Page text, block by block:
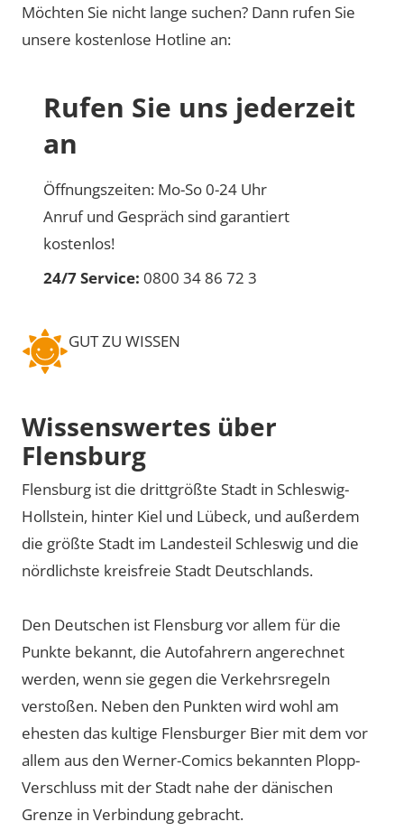
Möchten Sie nicht lange suchen? Dann rufen Sie
unsere kostenlose Hotline an:
Rufen Sie uns jederzeit
an
Öffnungszeiten: Mo-So 0-24 Uhr
Anruf und Gespräch sind garantiert
kostenlos!
24/7 Service: 0800 34 86 72 3
GUT ZU WISSEN
Wissenswertes über
Flensburg
Flensburg ist die drittgrößte Stadt in Schleswig-
Hollstein, hinter Kiel und Lübeck, und außerdem
die größte Stadt im Landesteil Schleswig und die
nördlichste kreisfreie Stadt Deutschlands.
Den Deutschen ist Flensburg vor allem für die
Punkte bekannt, die Autofahrern angerechnet
werden, wenn sie gegen die Verkehrsregeln
verstoßen. Neben den Punkten wird wohl am
ehesten das kultige Flensburger Bier mit dem vor
allem aus den Werner-Comics bekannten Plopp-
Verschluss mit der Stadt nahe der dänischen
Grenze in Verbindung gebracht.